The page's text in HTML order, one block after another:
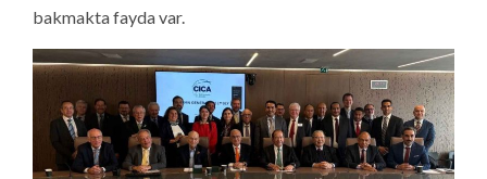
bakmakta fayda var.